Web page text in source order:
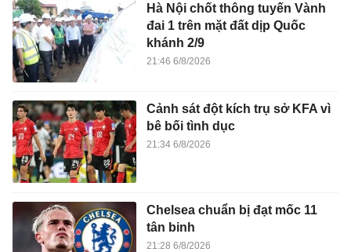
Hà Nội chốt thông tuyến Vành
đai 1 trên mặt đất dịp Quốc
khánh 2/9
21:46 6/8/2026
Cảnh sát đột kích trụ sở KFA vì
bê bối tình dục
21:34 6/8/2026
Chelsea chuẩn bị đạt mốc 11
tân binh
21:28 6/8/2026